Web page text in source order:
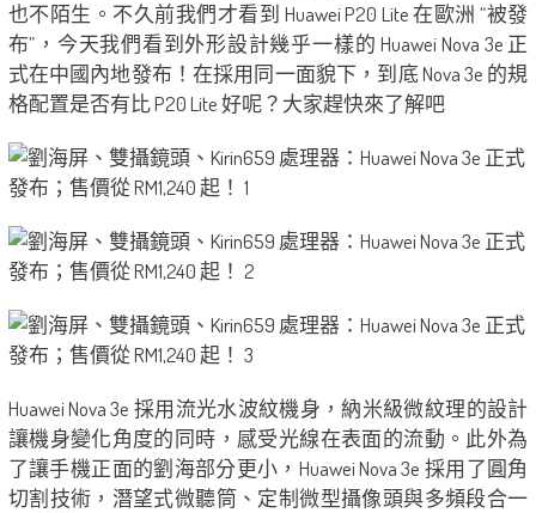
也不陌生。不久前我們才看到 Huawei P20 Lite 在歐洲 “被發
布”，今天我們看到外形設計幾乎一樣的 Huawei Nova 3e 正
式在中國內地發布！在採用同一面貌下，到底 Nova 3e 的規
格配置是否有比 P20 Lite 好呢？大家趕快來了解吧
Huawei Nova 3e 採用流光水波紋機身，納米級微紋理的設計
讓機身變化角度的同時，感受光線在表面的流動。此外為
了讓手機正面的劉海部分更小，Huawei Nova 3e 採用了圓角
切割技術，潛望式微聽筒、定制微型攝像頭與多頻段合一